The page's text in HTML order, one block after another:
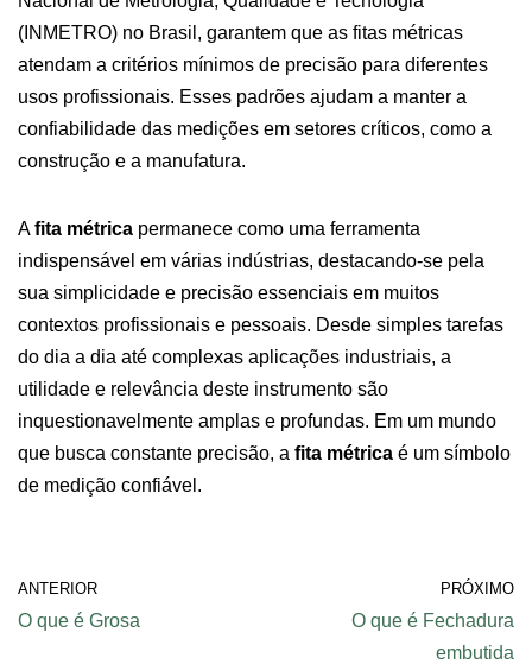
(INMETRO) no Brasil, garantem que as fitas métricas
atendam a critérios mínimos de precisão para diferentes
usos profissionais. Esses padrões ajudam a manter a
confiabilidade das medições em setores críticos, como a
construção e a manufatura.
Afita métrica permanece como uma ferramenta
indispensável em várias indústrias, destacando-se pela
sua simplicidade e precisão essenciais em muitos
contextos profissionais e pessoais. Desde simples tarefas
do dia a dia até complexas aplicações industriais, a
utilidade e relevância deste instrumento são
inquestionavelmente amplas e profundas. Em um mundo
que busca constante precisão, a fita métrica é um símbolo
de medição confiável.
ANTERIOR
O que é Grosa
PRÓXIMO
O que é Fechadura
embutida